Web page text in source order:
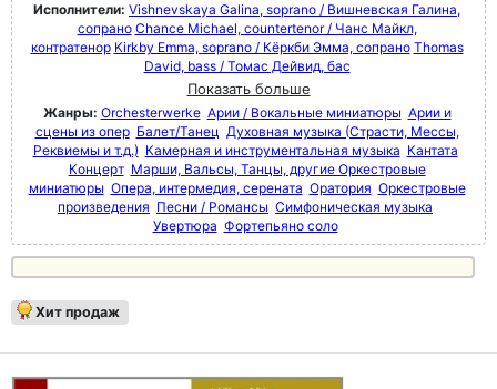
Исполнители: Vishnevskaya Galina, soprano / Вишневская Галина,
сопрано Chance Michael, countertenor / Чанс Майкл,
контратенор Kirkby Emma, soprano / Кёркби Эмма, сопрано Thomas
David, bass / Томас Дейвид, бас
Показать больше
Жанры: Orchesterwerke Арии / Вокальные миниатюры Арии и
сцены из опер Балет/Танец Духовная музыка (Страсти, Мессы,
Реквиемы и т.д.) Камерная и инструментальная музыка Кантата
Концерт Марши, Вальсы, Танцы, другие Оркестровые
миниатюры Опера, интермедия, серената Оратория Оркестровые
произведения Песни / Романсы Симфоническая музыка
Увертюра Фортепьяно соло
Хит продаж